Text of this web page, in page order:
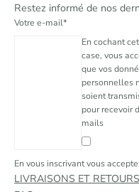
Restez informé de nos
Votre e-mail*
En cochant
case, vous
que vos
personnelles
soient
pour recevoir
mails
En vous inscrivant vous
LIVRAISONS ET RETOURS